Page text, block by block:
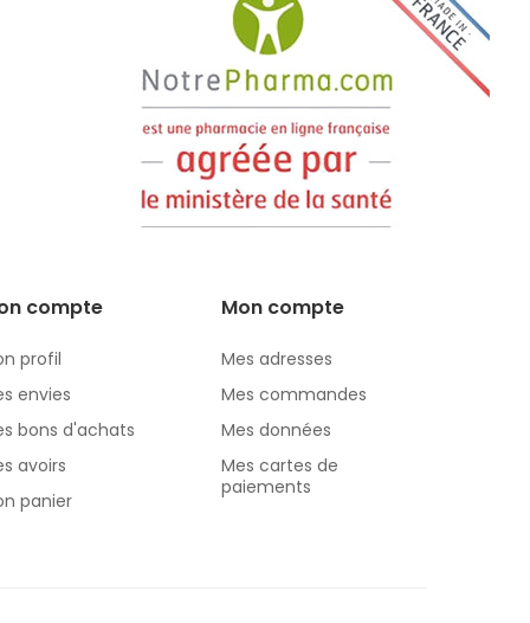
compte
profil
envies
bons d'achats
avoirs
panier
Mon compte
Mes adresses
Mes commandes
Mes données
Mes cartes de
paiements